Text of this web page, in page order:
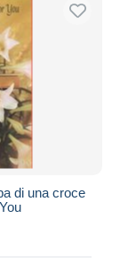
di una croce